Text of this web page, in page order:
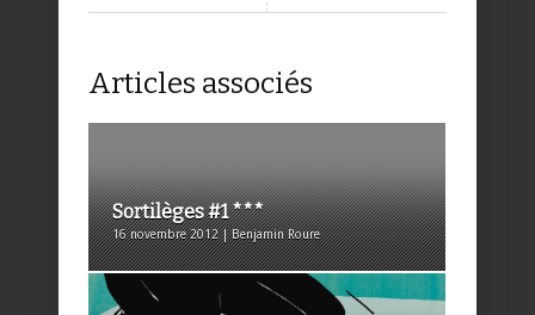
Articles associés
Sortilèges #1 ***
16 novembre 2012 | Benjamin Roure